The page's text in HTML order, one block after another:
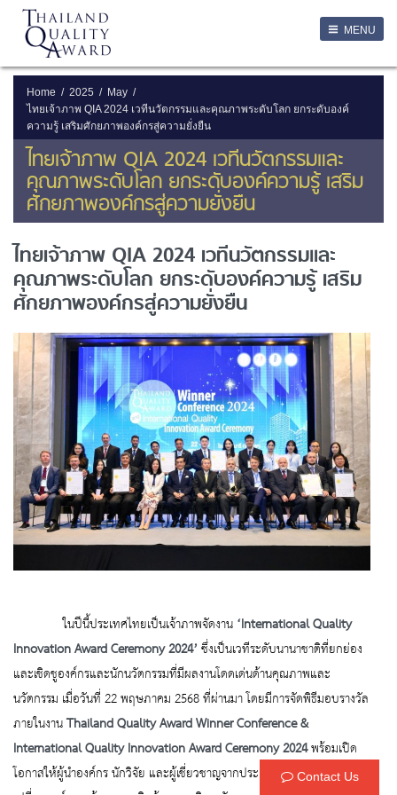
MENU
Home 2025
May
ไทยเจ้าภาพ QIA 2024 เวทีนวัตกรรมและคุณภาพระดับโลก ยกระดับองค์
ความรู้ เสริมศักยภาพองค์กรสู่ความยั่งยืน
ไทยเจ้าภาพ QIA 2024 เวทีนวัตกรรมและ
คุณภาพระดับโลก ยกระดับองค์ความรู้ เสริม
ศักยภาพองค์กรสู่ความยั่งยืน
ไทยเจ้าภาพ QIA 2024 เวทีนวัตกรรมและ
คุณภาพระดับโลก ยกระดับองค์ความรู้ เสริม
ศักยภาพองค์กรสู่ความยั่งยืน
ในปีนี้ประเทศไทยเป็นเจ้าภาพจัดงาน‘International Quality
InnovationAwardCeremony 2024’ซึ่งเป็นเวทีระดับนานาชาติที่ยกย่อง
และเชิดชูองค์กรและนักนวัตกรรมที่มีผลงานโดดเด่นด้านคุณภาพและ
นวัตกรรม เมื่อวันที่ 22 พฤษภาคม 2568 ที่ผ่านมา โดยมีการจัดพิธีมอบรางวัล
ภายในงานThailand QualityAwardWinnerConference &
International QualityInnovationAwardCeremony 2024พร้อมเปิด
โอกาสให้ผู้นำองค์กร นักวิจัย และผู้เชี่ยวชาญจากประเทศสมาชิก QIA ได้แลก
Contact Us
Username
Remember Me
ลืมรหัสผ่าน
SERVICES